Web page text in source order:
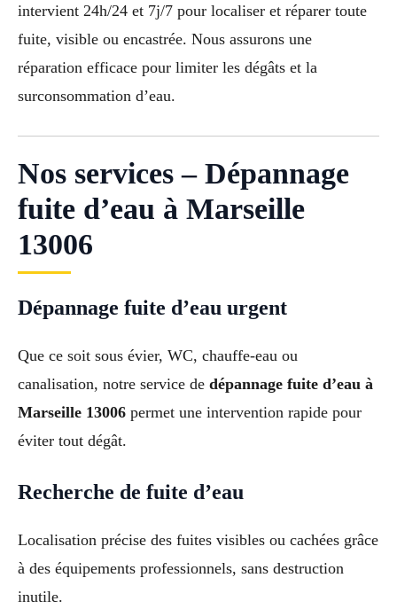
intervient 24h/24 et 7j/7 pour localiser et réparer toute
fuite, visible ou encastrée. Nous assurons une
réparation efficace pour limiter les dégâts et la
surconsommation d’eau.
Nos services – Dépannage
fuite d’eau à Marseille
13006
Dépannage fuite d’eau urgent
Que ce soit sous évier, WC, chauffe-eau ou
canalisation, notre service de dépannage fuite d’eau à
Marseille 13006 permet une intervention rapide pour
éviter tout dégât.
Recherche de fuite d’eau
Localisation précise des fuites visibles ou cachées grâce
à des équipements professionnels, sans destruction
inutile.